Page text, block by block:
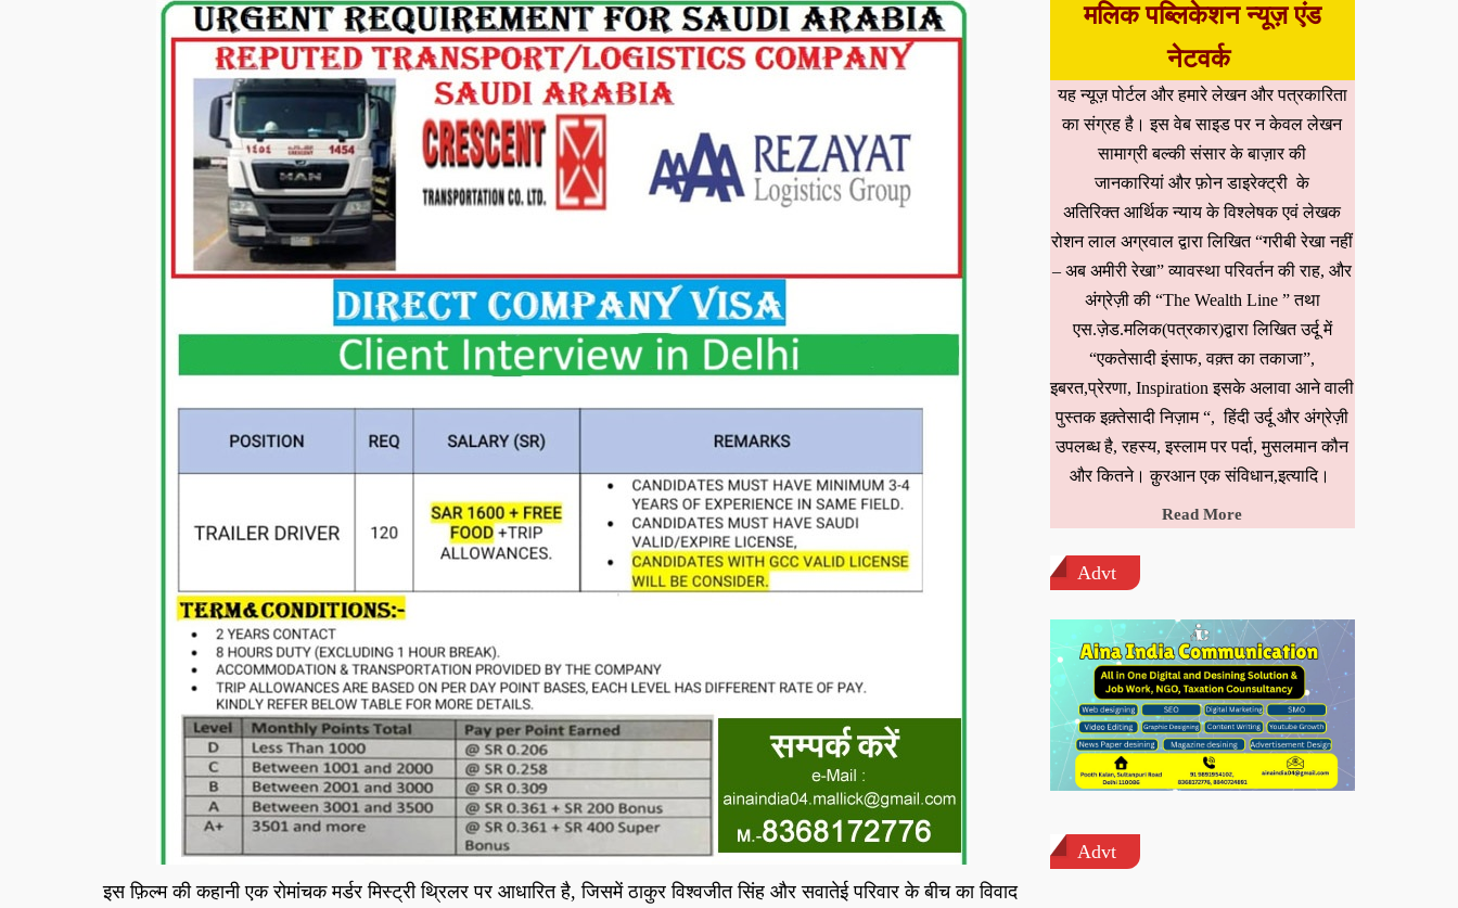
इस फ़िल्म की कहानी एक रोमांचक मर्डर मिस्ट्री थ्रिलर पर आधारित है, जिसमें ठाकुर विश्वजीत सिंह और सवातेई परिवार के बीच का विवाद
मलिक पब्लिकेशन न्यूज़ एंड
नेटवर्क
यह न्यूज़ पोर्टल और हमारे लेखन और पत्रकारिता
का संग्रह है। इस वेब साइड पर न केवल लेखन
सामाग्री बल्की संसार के बाज़ार की
जानकारियां और फ़ोन डाइरेक्ट्री के
अतिरिक्त आर्थिक न्याय के विश्लेषक एवं लेखक
रोशन लाल अग्रवाल द्वारा लिखित “गरीबी रेखा नहीं
– अब अमीरी रेखा” व्यावस्था परिवर्तन की राह, और
अंग्रेज़ी की “The Wealth Line ” तथा
एस.ज़ेड.मलिक(पत्रकार)द्वारा लिखित उर्दू में
“एकतेसादी इंसाफ, वक़्त का तकाजा”,
इबरत,प्रेरणा, Inspiration इसके अलावा आने वाली
पुस्तक इक़्तेसादी निज़ाम “, हिंदी उर्दू और अंग्रेज़ी
उपलब्ध है, रहस्य, इस्लाम पर पर्दा, मुसलमान कौन
और कितने। क़ुरआन एक संविधान,इत्यादि।
Read More
Advt
Advt